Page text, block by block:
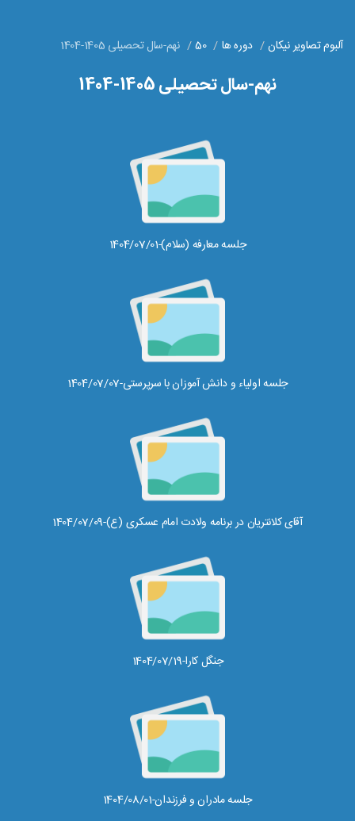
آلبوم تصاویر نیکان دوره ها 50 نهم-سال تحصیلی 1405-1404
نهم-سال تحصیلی 1405-1404
جلسه معارفه (سلام)-1404/07/01
جلسه اولیاء و دانش آموزان با سرپرستی-1404/07/07
آقای کلانتریان در برنامه ولادت امام عسکری (ع)-1404/07/09
جنگل کارا-1404/07/19
جلسه مادران و فرزندان-1404/08/01